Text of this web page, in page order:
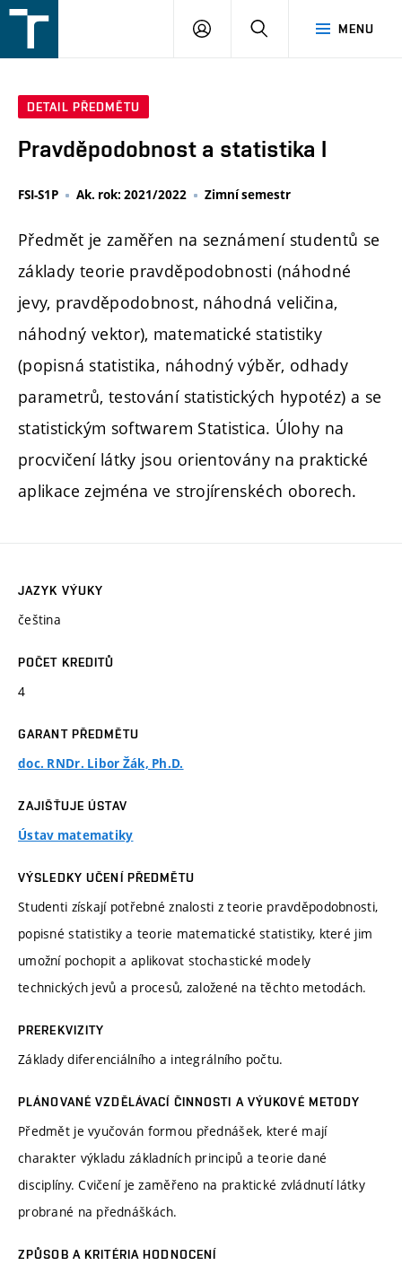
v
MENU
PŘIHLÁŠENÍ
DETAIL PŘEDMĚTU
Pravděpodobnost a statistika I
FSI-S1P Ak. rok: 2021/2022 Zimní semestr
Předmět je zaměřen na seznámení studentů se
základy teorie pravděpodobnosti (náhodné
jevy, pravděpodobnost, náhodná veličina,
náhodný vektor), matematické statistiky
(popisná statistika, náhodný výběr, odhady
parametrů, testování statistických hypotéz) a se
statistickým softwarem Statistica. Úlohy na
procvičení látky jsou orientovány na praktické
aplikace zejména ve strojírenskéch oborech.
JAZYK VÝUKY
čeština
POČET KREDITŮ
4
GARANT PŘEDMĚTU
doc. RNDr. Libor Žák, Ph.D.
ZAJIŠŤUJE ÚSTAV
Ústav matematiky
VÝSLEDKY UČENÍ PŘEDMĚTU
Studenti získají potřebné znalosti z teorie pravděpodobnosti,
popisné statistiky a teorie matematické statistiky, které jim
umožní pochopit a aplikovat stochastické modely
technických jevů a procesů, založené na těchto metodách.
PREREKVIZITY
Základy diferenciálního a integrálního počtu.
PLÁNOVANÉ VZDĚLÁVACÍ ČINNOSTI A VÝUKOVÉ METODY
Předmět je vyučován formou přednášek, které mají
charakter výkladu základních principů a teorie dané
disciplíny. Cvičení je zaměřeno na praktické zvládnutí látky
probrané na přednáškách.
ZPŮSOB A KRITÉRIA HODNOCENÍ